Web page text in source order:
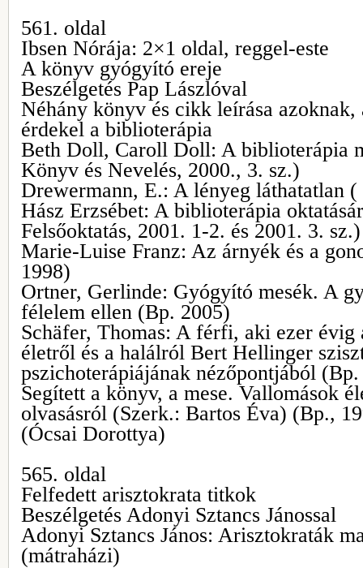
561. oldal
Ibsen Nórája: 2×1 oldal, reggel-este
A könyv gyógyító ereje
Beszélgetés Pap Lászlóval
Néhány könyv és cikk leírása
érdekel a biblioterápia
Beth Doll, Caroll Doll: A biblioterápia
Könyv és Nevelés, 2000., 3. sz.)
Drewermann, E.: A lényeg láthatatlan
Hász Erzsébet: A biblioterápia
Felsőoktatás, 2001. 1-2. és 2001. 3. sz.)
Marie-Luise Franz: Az árnyék és a
1998)
Ortner, Gerlinde: Gyógyító mesék. A
félelem ellen (Bp. 2005)
Schäfer, Thomas: A férfi, aki ezer évig
életről és a halálról Bert Hellinger
pszichoterápiájának nézőpontjából
Segített a könyv, a mese. Vallomások
olvasásról (Szerk.: Bartos Éva) (Bp.,
(Ócsai Dorottya)
565. oldal
Felfedett arisztokrata titkok
Beszélgetés Adonyi Sztancs Jánossal
Adonyi Sztancs János: Arisztokraták
(mátraházi)